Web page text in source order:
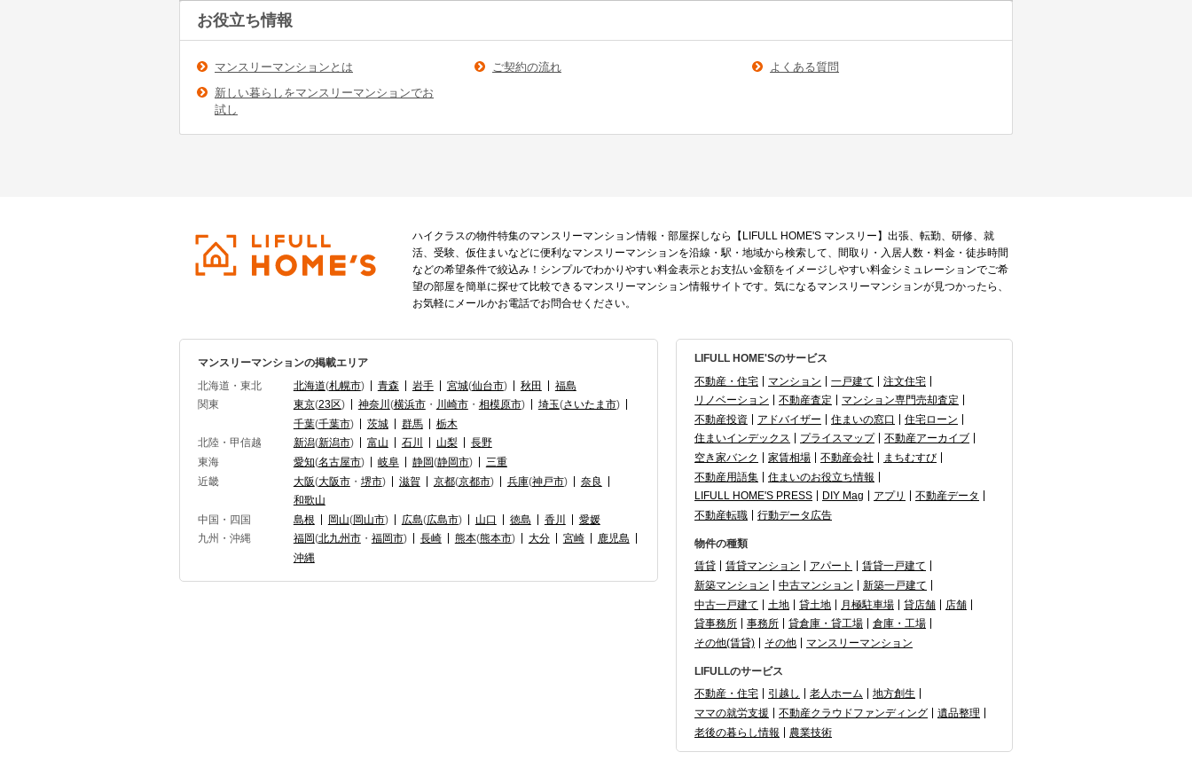
お役立ち情報
マンスリーマンションとは ご契約の流れ
よくある質問
新しい暮らしをマンスリーマンションでお
試し
ハイクラスの物件特集のマンスリーマンション情報・部屋探しなら【LIFULL HOME'S マンスリー】出張、転勤、研修、就
活、受験、仮住まいなどに便利なマンスリーマンションを沿線・駅・地域から検索して、間取り・入居人数・料金・徒歩時間
などの希望条件で絞込み！シンプルでわかりやすい料金表示とお支払い金額をイメージしやすい料金シミュレーションでご希
望の部屋を簡単に探せて比較できるマンスリーマンション情報サイトです。気になるマンスリーマンションが見つかったら、
お気軽にメールかお電話でお問合せください。
マンスリーマンションの掲載エリア
北海道・東北
北海道(札幌市) 青森 岩手 宮城(仙台市) 秋田
福島
関東
東京(23区) 神奈川 (横浜市・ 川崎市・ 相模原市) 埼玉(さいたま市)
千葉(千葉市) 茨城 群馬
栃木
北陸・甲信越
新潟(新潟市) 富山 石川 山梨
長野
東海
愛知(名古屋市) 岐阜 静岡(静岡市)
三重
近畿
大阪(大阪市・ 堺市) 滋賀 京都(京都市) 兵庫(神戸市)
奈良
和歌山
中国・四国
島根 岡山(岡山市) 広島(広島市) 山口 徳島 香川
愛媛
九州・沖縄
福岡(北九州市・ 福岡市) 長崎 熊本(熊本市) 大分 宮崎
鹿児島
沖縄
LIFULL HOME'Sのサービス
不動産・住宅
マンション 一戸建て
注文住宅
リノベーション
不動産査定
マンション専門売却査定
不動産投資
アドバイザー 住まいの窓口
住宅ローン
住まいインデックス
プライスマップ
不動産アーカイブ
空き家バンク
家賃相場 不動産会社
まちむすび
不動産用語集
住まいのお役立ち情報
LIFULL HOME'S PRESS
DIY Mag アプリ
不動産データ
不動産転職
行動データ広告
物件の種類
賃貸
賃貸マンション アパート
賃貸一戸建て
新築マンション
中古マンション
新築一戸建て
中古一戸建て
土地 貸土地 月極駐車場 貸店舗
店舗
貸事務所
事務所 貸倉庫・貸工場
倉庫・工場
その他(賃貸)
その他 マンスリーマンション
LIFULLのサービス
不動産・住宅
引越し 老人ホーム
地方創生
ママの就労支援
不動産クラウドファンディング
遺品整理
老後の暮らし情報
農業技術